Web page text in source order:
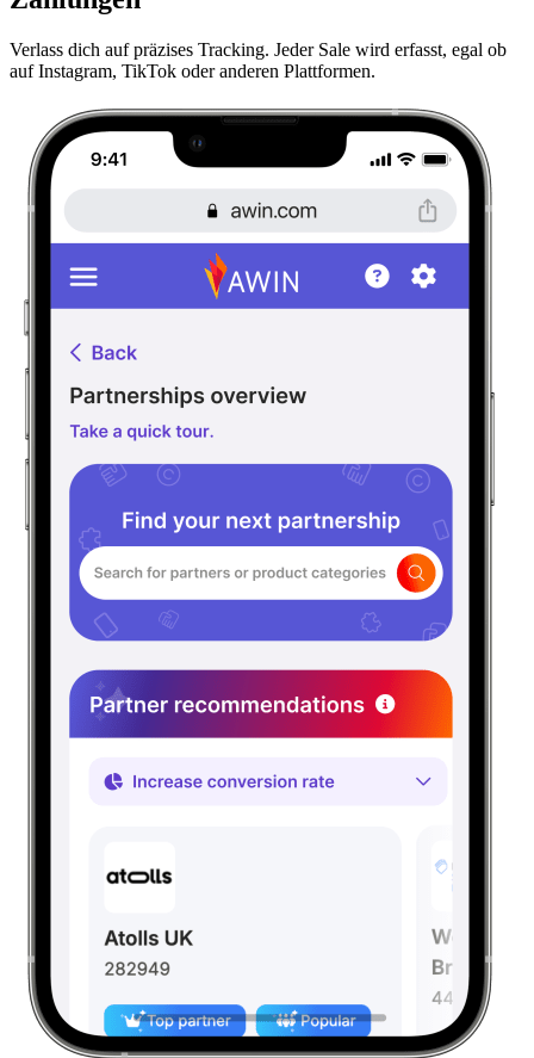
Verlass dich auf präzises Tracking. Jeder Sale wird erfasst, egal ob
auf Instagram, TikTok oder anderen Plattformen.